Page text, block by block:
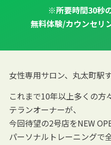
※所要時間30秒
無料体験/カウンセリ
女性専用サロン、丸太町駅
これまで10年以上多くの方
テランオーナーが、
今回待望の2号店をNEW
パーソナルトレーニングで